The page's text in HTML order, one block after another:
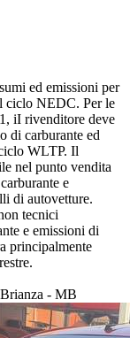
ed emissioni per
ciclo NEDC. Per le
iI rivenditore deve
di carburante ed
WLTP. Il
nel punto vendita
e
di autovetture.
tecnici
e emissioni di
principalmente
- MB